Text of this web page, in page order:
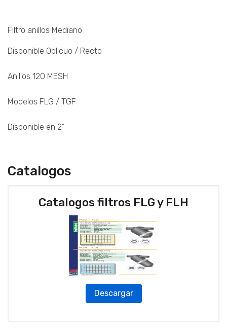
Filtro anillos Mediano
Disponible Oblicuo / Recto
Anillos 120 MESH
Modelos FLG / TGF
Disponible en 2"
Catalogos
Catalogos filtros FLG y FLH
Descargar